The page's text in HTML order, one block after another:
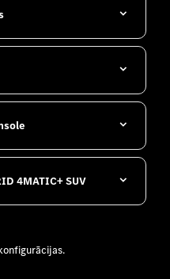
4MATIC+ SUV